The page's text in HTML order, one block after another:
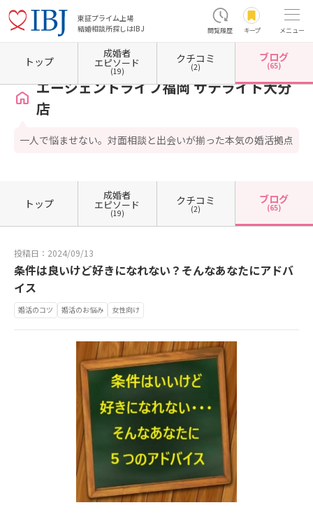
東証プライム上場
結婚相談所探しはIBJ
閲覧履歴 キープ メニュー
ホーム 大分県の結婚相談所 大分県大分市 エージェントライフ福岡 サテライト大分店
エージェントライフ福岡 サテライト大分
店
一人で悩ませない。対面相談と出会いが揃った本気の婚活拠点
トップ
成婚者
エピソード
(19)
クチコミ
(2)
ブログ
(65)
トップ
成婚者
エピソード
(19)
クチコミ
(2)
ブログ
(65)
投稿日：2024/09/13
条件は良いけど好きになれない？そんなあなたにアドバ
イス
婚活のコツ 婚活のお悩み 女性向け